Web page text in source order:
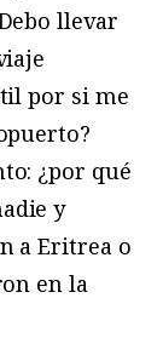
llevar
por si me
¿por qué
y
a Eritrea o
en la